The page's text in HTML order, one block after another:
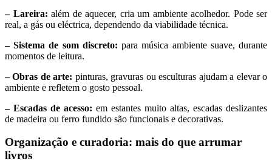
– Lareira: além de aquecer, cria um ambiente acolhedor. Pode ser
real, a gás ou eléctrica, dependendo da viabilidade técnica.
– Sistema de som discreto: para música ambiente suave, durante
momentos de leitura.
– Obras de arte: pinturas, gravuras ou esculturas ajudam a elevar o
ambiente e refletem o gosto pessoal.
– Escadas de acesso: em estantes muito altas, escadas deslizantes
de madeira ou ferro fundido são funcionais e decorativas.
Organização e curadoria: mais do que arrumar
livros